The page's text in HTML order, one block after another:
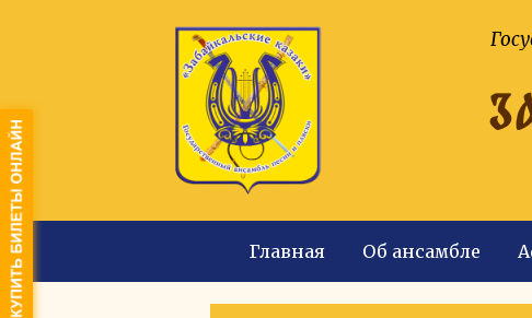
Главная Об ансамбле